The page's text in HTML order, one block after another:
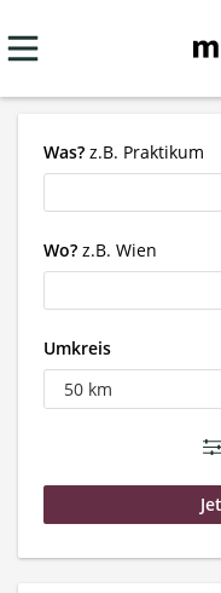
Was? z.B. Praktikum
Wo? z.B. Wien
Umkreis